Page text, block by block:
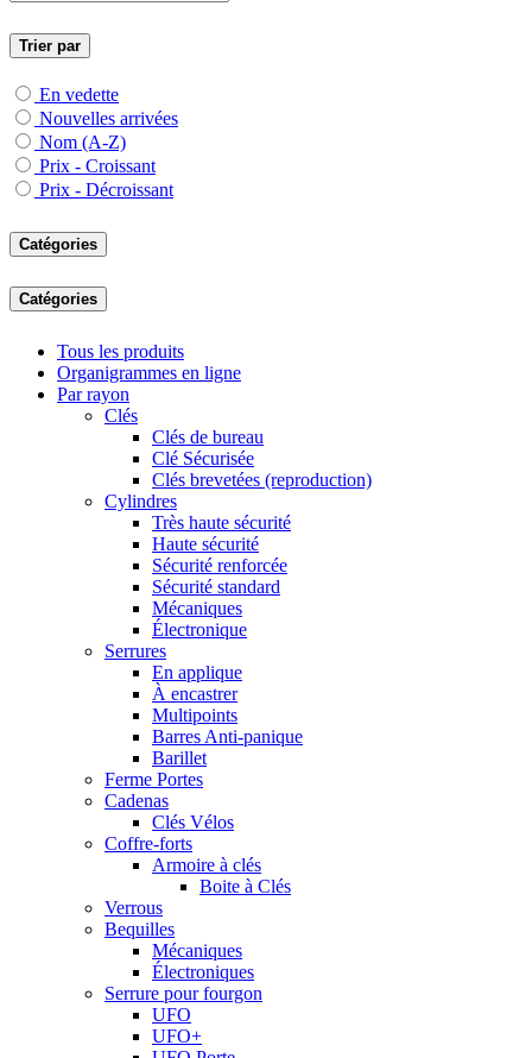
Trier par
En vedette
Nouvelles arrivées
Nom (A-Z)
Prix - Croissant
Prix - Décroissant
Catégories
Catégories
Tous les produits
Organigrammes en ligne
Par rayon
Clés
Clés de bureau
Clé Sécurisée
Clés brevetées (reproduction)
Cylindres
Très haute sécurité
Haute sécurité
Sécurité renforcée
Sécurité standard
Mécaniques
Électronique
Serrures
En applique
À encastrer
Multipoints
Barres Anti-panique
Barillet
Ferme Portes
Cadenas
Clés Vélos
Coffre-forts
Armoire à clés
Boite à Clés
Verrous
Bequilles
Mécaniques
Électroniques
Serrure pour fourgon
UFO
UFO+